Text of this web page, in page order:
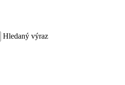
Hledaný výraz